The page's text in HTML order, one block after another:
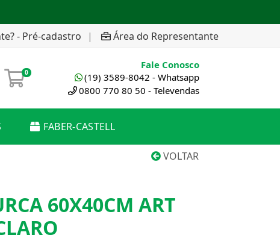
- Pré-cadastro | Área do Representante
0
Fale Conosco
(19) 3589-8042 - Whatsapp
0800 770 80 50 - Televendas
FABER-CASTELL
VOLTAR
60X40CM ART